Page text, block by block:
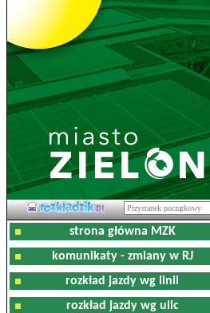
strona główna MZK
komunikaty - zmiany w RJ
rozkład jazdy wg linii
rozkład jazdy wg ulic